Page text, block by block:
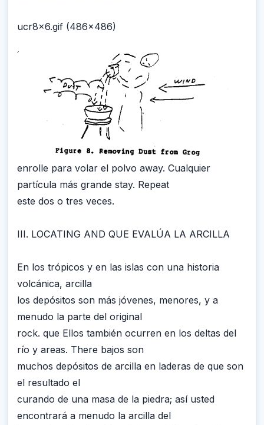
ucr8x6.gif (486x486)
enrolle para volar el polvo away. Cualquier
partícula más grande stay. Repeat
este dos o tres veces.
III. LOCATING AND QUE EVALÚA LA ARCILLA
En los trópicos y en las islas con una historia
volcánica, arcilla
los depósitos son más jóvenes, menores, y a
menudo la parte del original
rock. que Ellos también ocurren en los deltas del
río y areas. There bajos son
muchos depósitos de arcilla en laderas de que son
el resultado el
curando de una masa de la piedra; así usted
encontrará a menudo la arcilla del